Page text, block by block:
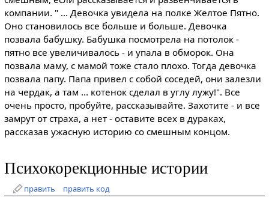
компании. " ... Девочка увидела на полке Желтое Пятно.
Оно становилось все больше и больше. Девочка
позвала бабушку. Бабушка посмотрела на потолок -
пятно все увеличивалось - и упала в обморок. Она
позвала маму, с мамой тоже стало плохо. Тогда девочка
позвала папу. Папа привел с собой соседей, они залезли
на чердак, а там ... котенок сделал в углу лужу!". Все
очень просто, пробуйте, рассказывайте. Захотите - и все
замрут от страха, а нет - оставите всех в дураках,
рассказав ужасную историю со смешным концом.
Психокорекционные истории
править править код